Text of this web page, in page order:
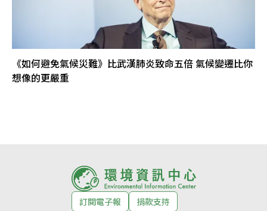
《如何避免氣候災難》比武漢肺炎致命五倍 氣候變遷比你
想像的更嚴重
訂閱電子報 捐款支持